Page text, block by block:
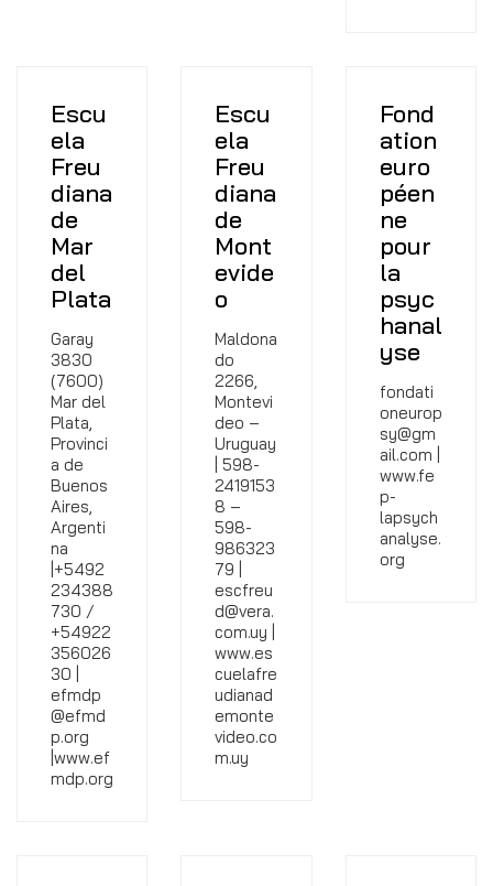
Escu
ela
Freu
diana
de
Mar
del
Plata
Garay
3830
(7600)
Mar del
Plata,
Provinci
a de
Buenos
Aires,
Argenti
na
|+5492
234388
730 /
+54922
356026
30 |
efmdp
@efmd
p.org
|www.ef
mdp.org
Escu
ela
Freu
diana
de
Mont
evide
o
Maldona
do
2266,
Montevi
deo –
Uruguay
| 598-
2419153
8 –
598-
986323
79 |
escfreu
d@vera.
com.uy |
www.es
cuelafre
udianad
emonte
video.co
m.uy
Fond
ation
euro
péen
ne
pour
la
psyc
hanal
yse
fondati
oneurop
sy@gm
ail.com |
www.fe
p-
lapsych
analyse.
org